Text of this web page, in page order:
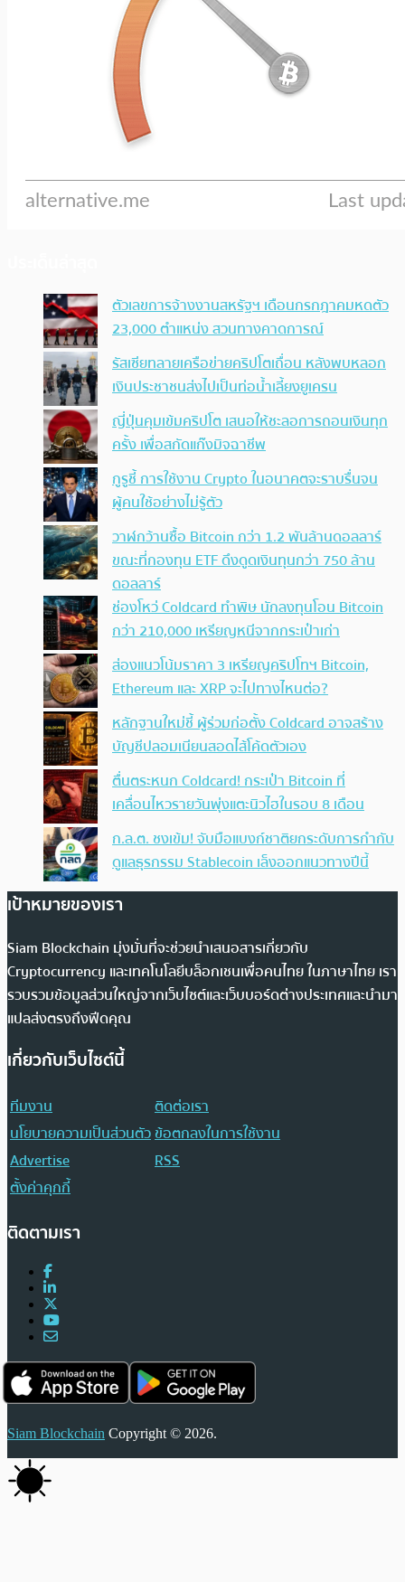
ตัวเลขการจ้างงานสหรัฐฯ เดือนกรกฎาคมหดตัว
23,000 ตำแหน่ง สวนทางคาดการณ์
รัสเซียทลายเครือข่ายคริปโตเถื่อน หลังพบหลอก
เงินประชาชนส่งไปเป็นท่อน้ำเลี้ยงยูเครน
ญี่ปุ่นคุมเข้มคริปโต เสนอให้ชะลอการถอนเงินทุก
ครั้ง เพื่อสกัดแก๊งมิจฉาชีพ
กูรูชี้ การใช้งาน Crypto ในอนาคตจะราบรื่นจน
ผู้คนใช้อย่างไม่รู้ตัว
วาฬกว้านซื้อ Bitcoin กว่า 1.2 พันล้านดอลลาร์
ขณะที่กองทุน ETF ดึงดูดเงินทุนกว่า 750 ล้าน
ดอลลาร์
ช่องโหว่ Coldcard ทำพิษ นักลงทุนโอน Bitcoin
กว่า 210,000 เหรียญหนีจากกระเป๋าเก่า
ส่องแนวโน้มราคา 3 เหรียญคริปโทฯ Bitcoin,
Ethereum และ XRP จะไปทางไหนต่อ?
หลักฐานใหม่ชี้ ผู้ร่วมก่อตั้ง Coldcard อาจสร้าง
บัญชีปลอมเนียนสอดไส้โค้ดตัวเอง
ตื่นตระหนก Coldcard! กระเป๋า Bitcoin ที่
เคลื่อนไหวรายวันพุ่งแตะนิวไฮในรอบ 8 เดือน
ก.ล.ต. ชงเข้ม! จับมือแบงก์ชาติยกระดับการกำกับ
ดูแลธุรกรรม Stablecoin เล็งออกแนวทางปีนี้
เป้าหมายของเรา
Siam Blockchain มุ่งมั่นที่จะช่วยนำเสนอสารเกี่ยวกับ
Cryptocurrency และเทคโนโลยีบล็อกเชนเพื่อคนไทย ในภาษาไทย เรา
รวบรวมข้อมูลส่วนใหญ่จากเว็บไซต์และเว็บบอร์ดต่างประเทศและนำมา
แปลส่งตรงถึงฟีดคุณ
เกี่ยวกับเว็บไซต์นี้
ทีมงาน
ติดต่อเรา
นโยบายความเป็นส่วนตัวข้อตกลงในการใช้งาน
Advertise
RSS
ตั้งค่าคุกกี้
ติดตามเรา
Siam Blockchain Copyright © 2026.